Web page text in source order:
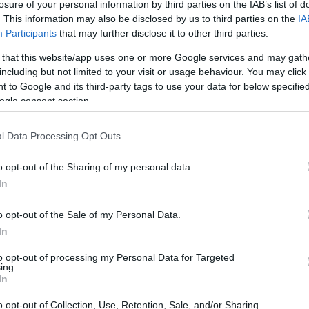
of your personal information by third parties on the IAB’s list of
This information may also be disclosed by us to third parties on the
Participants that may further disclose it to other third parties.
that this website/app uses one or more Google services and may
but not limited to your visit or usage behaviour. You may
to Google and its third-party tags to use your data for below
consent section.
Data Processing Opt Outs
opt-out of the Sharing of my personal data.
opt-out of the Sale of my Personal Data.
opt-out of processing my Personal Data for Targeted
opt-out of Collection, Use, Retention, Sale, and/or Sharing
y protección de derechos
abril, 2026
Guardiola juró su cargo el 24 de abril de 2026 en Mérida y
una legislatura centrada en derechos, servicios públicos y
entre fuerzas políticas
complica el comercio
estadounidense, los movimientos de barcos
y los controles en la isla de Larak generan
de El Niño a inicio de